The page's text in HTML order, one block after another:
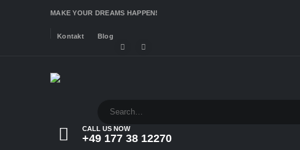
MAKE YOUR DREAMS HAPPEN!
Kontakt Blog
CALL US NOW
+49 177 38 12270